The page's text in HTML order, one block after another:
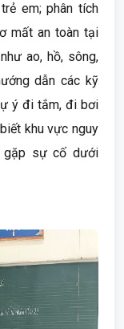
em; phân tích
mất an toàn tại
ao, hồ, sông,
dẫn các kỹ
ý đi tắm, đi bơi
khu vực nguy
gặp sự cố dưới